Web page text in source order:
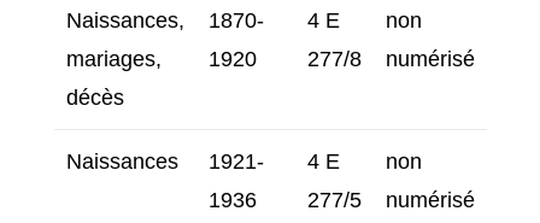
Naissances,
mariages,
décès
1870-
1920
4 E
277/8
non
numérisé
Naissances
1921-
1936
4 E
277/5
non
numérisé